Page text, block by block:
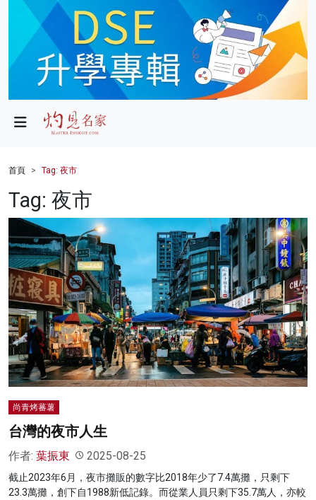
政局
財經
健康
商業
科技
影片
名家榜
灼見活動
首頁 Tag: 夜市
Tag: 夜市
尚青烤蕃薯
台灣的夜市人生
作者: 葉振東 2025-08-25
截止2023年6月，夜市攤販的數字比2018年少了7.4萬攤，只剩下
23.3萬攤，創下自1988新低記錄。而從業人員只剩下35.7萬人，亦較